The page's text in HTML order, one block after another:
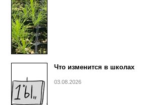
Что изменится в школах
03.08.2026